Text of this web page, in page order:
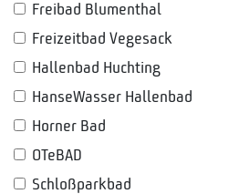
Freibad Blumenthal
Freizeitbad Vegesack
Hallenbad Huchting
HanseWasser Hallenbad
Horner Bad
OTeBAD
Schloßparkbad